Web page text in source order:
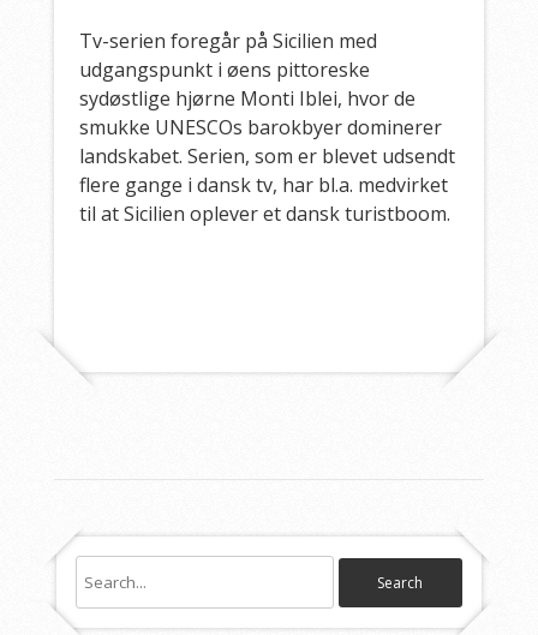
Tv-serien foregår på Sicilien med
udgangspunkt i øens pittoreske
sydøstlige hjørne Monti Iblei, hvor de
smukke UNESCOs barokbyer dominerer
landskabet. Serien, som er blevet udsendt
flere gange i dansk tv, har bl.a. medvirket
til at Sicilien oplever et dansk turistboom.